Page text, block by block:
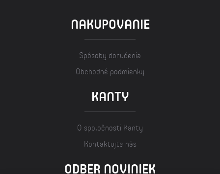
NAKUPOVANIE
Spôsoby doručenia
Obchodné podmienky
KANTY
O spoločnosti Kanty
Kontaktujte nás
ODBER NOVINIEK